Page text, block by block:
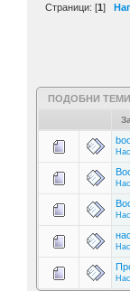
Страници: [1]
ПОДОБНИ ТЕМИ